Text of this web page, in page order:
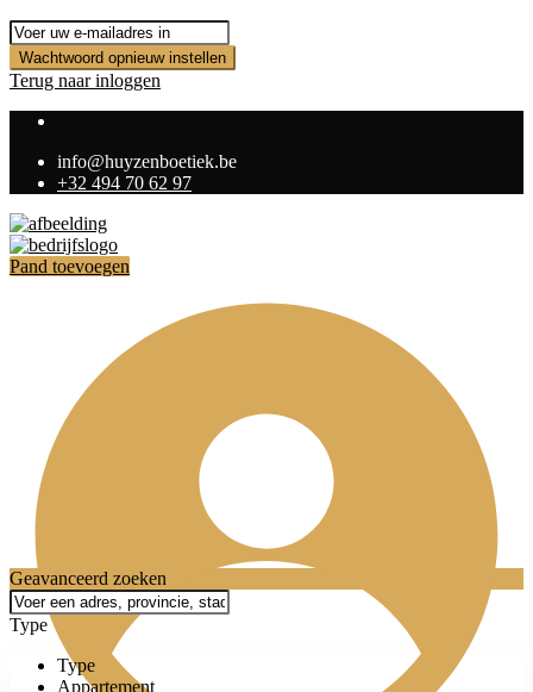
Wachtwoord opnieuw instellen
Terug naar inloggen
info@huyzenboetiek.be
+32 494 70 62 97
Pand toevoegen
Geavanceerd zoeken
Type
Type
Appartement